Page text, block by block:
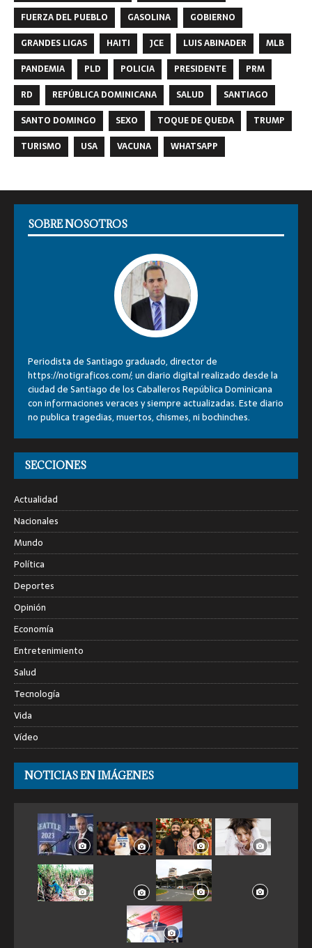
FUERZA DEL PUEBLO
GASOLINA
GOBIERNO
GRANDES LIGAS
HAITI JCE LUIS ABINADER
MLB
PANDEMIA
PLD POLICIA PRESIDENTE
PRM
RD
REPÚBLICA DOMINICANA SALUD
SANTIAGO
SANTO DOMINGO
SEXO TOQUE DE QUEDA
TRUMP
TURISMO
USA VACUNA WHATSAPP
SOBRE NOSOTROS
Periodista de Santiago graduado, director de
https://notigraficos.com/; un diario digital realizado desde la
ciudad de Santiago de los Caballeros República Dominicana
con informaciones veraces y siempre actualizadas. Este diario
no publica tragedias, muertos, chismes, ni bochinches.
SECCIONES
Actualidad
Nacionales
Mundo
Política
Deportes
Opinión
Economía
Entretenimiento
Salud
Tecnología
Vida
Vídeo
NOTICIAS EN IMÁGENES